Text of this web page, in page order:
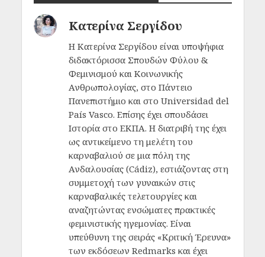
Κατερίνα Σεργίδου
Η Κατερίνα Σεργίδου είναι υποψήφια
διδακτόρισσα Σπουδών Φύλου &
Φεμινισμού και Κοινωνικής
Ανθρωπολογίας, στο Πάντειο
Πανεπιστήμιο και στο Universidad del
País Vasco. Επίσης έχει σπουδάσει
Ιστορία στο ΕΚΠΑ. Η διατριβή της έχει
ως αντικείμενο τη μελέτη του
καρναβαλιού σε μια πόλη της
Ανδαλουσίας (Cádiz), εστιάζοντας στη
συμμετοχή των γυναικών στις
καρναβαλικές τελετουργίες και
αναζητώντας ενσώματες πρακτικές
φεμινιστικής ηγεμονίας. Είναι
υπεύθυνη της σειράς «Κριτική Έρευνα»
των εκδόσεων Redmarks και έχει